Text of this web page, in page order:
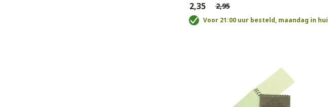
€2,35 €2,95
Voor 21:00 uur besteld, maandag in